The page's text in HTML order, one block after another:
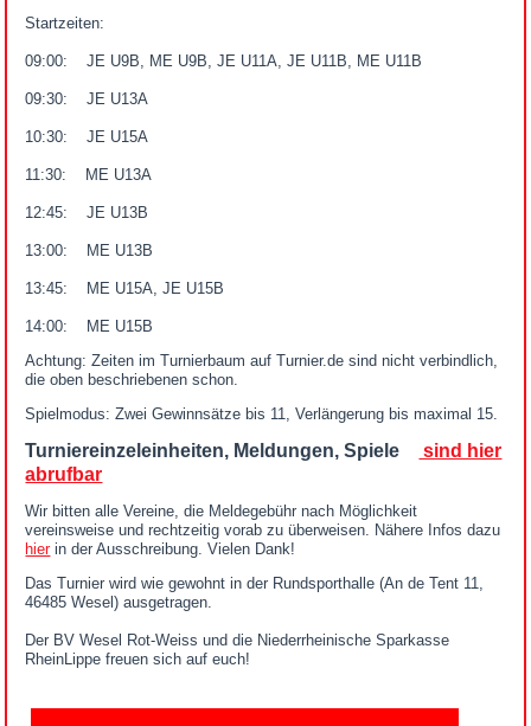
Startzeiten:
09:00: JE U9B, ME U9B, JE U11A, JE U11B, ME U11B
09:30: JE U13A
10:30: JE U15A
11:30: ME U13A
12:45: JE U13B
13:00: ME U13B
13:45: ME U15A, JE U15B
14:00: ME U15B
Achtung: Zeiten im Turnierbaum auf Turnier.de sind nicht verbindlich,
die oben beschriebenen schon.
Spielmodus: Zwei Gewinnsätze bis 11, Verlängerung bis maximal 15.
Turniereinzeleinheiten, Meldungen, Spiele
sind hier
abrufbar
Wir bitten alle Vereine, die Meldegebühr nach Möglichkeit
vereinsweise und rechtzeitig vorab zu überweisen. Nähere Infos dazu
hierin der Ausschreibung. Vielen Dank!
Das Turnier wird wie gewohnt in der Rundsporthalle (An de Tent 11,
46485 Wesel) ausgetragen.
Der BV Wesel Rot-Weiss und die Niederrheinische Sparkasse
RheinLippe freuen sich auf euch!